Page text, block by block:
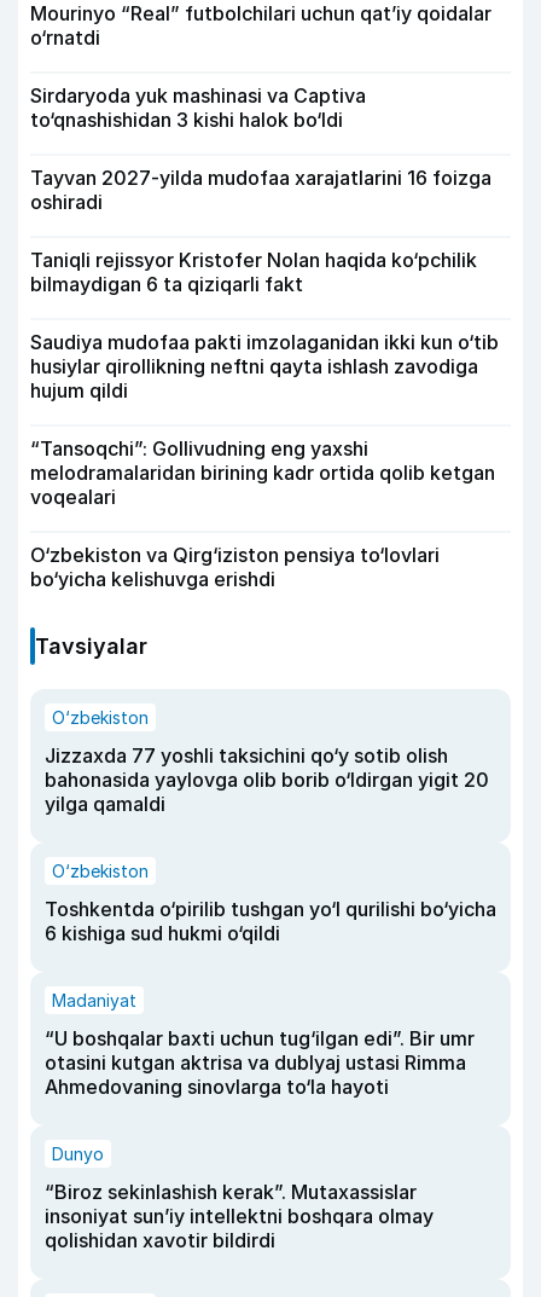
Mourinyo “Real” futbolchilari uchun qat’iy qoidalar
o‘rnatdi
Sirdaryoda yuk mashinasi va Captiva
to‘qnashishidan 3 kishi halok bo‘ldi
Tayvan 2027-yilda mudofaa xarajatlarini 16 foizga
oshiradi
Taniqli rejissyor Kristofer Nolan haqida ko‘pchilik
bilmaydigan 6 ta qiziqarli fakt
Saudiya mudofaa pakti imzolaganidan ikki kun o‘tib
husiylar qirollikning neftni qayta ishlash zavodiga
hujum qildi
“Tansoqchi”: Gollivudning eng yaxshi
melodramalaridan birining kadr ortida qolib ketgan
voqealari
O‘zbekiston va Qirg‘iziston pensiya to‘lovlari
bo‘yicha kelishuvga erishdi
Tavsiyalar
O‘zbekiston
Jizzaxda 77 yoshli taksichini qo‘y sotib olish
bahonasida yaylovga olib borib o‘ldirgan yigit 20
yilga qamaldi
O‘zbekiston
Toshkentda o‘pirilib tushgan yo‘l qurilishi bo‘yicha
6 kishiga sud hukmi o‘qildi
Madaniyat
“U boshqalar baxti uchun tug‘ilgan edi”. Bir umr
otasini kutgan aktrisa va dublyaj ustasi Rimma
Ahmedovaning sinovlarga to‘la hayoti
Dunyo
“Biroz sekinlashish kerak”. Mutaxassislar
insoniyat sun’iy intellektni boshqara olmay
qolishidan xavotir bildirdi